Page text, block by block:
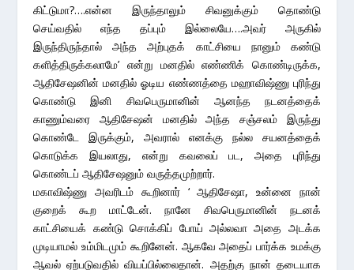
கிட்டுமா?….என்ன இருந்தாலும் சிவனுக்கும் தொண்டு
செய்வதில் எந்த தப்பும் இல்லையே….அவர் அருகில்
இருந்திருந்தால் அந்த அற்புதக் காட்சியை நானும் கண்டு
களித்திருக்கலாமே’ என்று மனதில் எண்ணிக் கொண்டிருக்க,
ஆதிசேஷனின் மனதில் ஓடிய எண்ணத்தை மஹாவிஷ்ணு புரிந்து
கொண்டு இனி சிவபெருமானின் ஆனந்த நடனத்தைக்
காணும்வரை ஆதிசேஷன் மனதில் அந்த சஞ்சலம் இருந்து
கொண்டே இருக்கும், அவரால் எனக்கு நல்ல சயனத்தைக்
கொடுக்க இயலாது, என்று கவலைப் பட, அதை புரிந்து
கொண்டப் ஆதிசேஷனும் வருத்தமுற்றார்.
மகாவிஷ்ணு அவரிடம் கூறினார் ‘ ஆதிசேஷா, உன்னை நான்
குறைக் கூற மாட்டேன். நானே சிவபெருமானின் நடனக்
காட்சியைக் கண்டு சொக்கிப் போய் அல்லவா அதை அடக்க
முடியாமல் உம்மிடமும் கூறினேன். ஆகவே அதைப் பார்க்க உமக்கு
ஆவல் ஏற்படுவதில் வியப்பில்லைதான். அதற்கு நான் தடையாக